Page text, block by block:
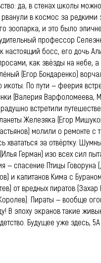
да, в стенах школы
рванули в космос за редкими
зоопарка, и это было
профессор
настоящий босс, его дочь
как звёзды на небе,
(Егор Бондаренко)
икоты. По пути — феерия
(Валерия Варфоломеева,
встретили
Железяка (Егор
молили о ремонте с
хвататься за отвёртку.
Герман) изо всех сил
— спасение Птицы Говоруна
и капитанов Кима с
от вредных пиратов
Пираты — вообще
В эпоху экранов такие
Будущее уже здесь,